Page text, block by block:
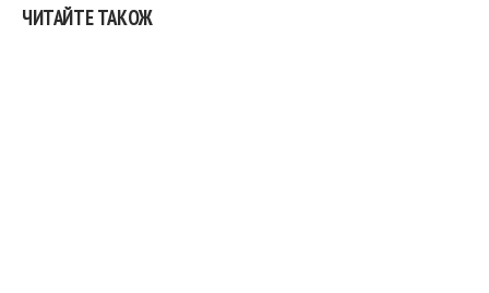
ЧИТАЙТЕ ТАКОЖ